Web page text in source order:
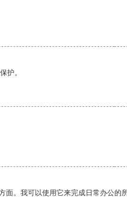
护。
。我可以使用它来完成日常办公的